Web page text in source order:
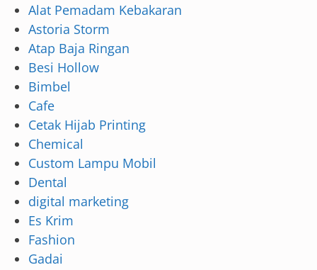
Alat Pemadam Kebakaran
Astoria Storm
Atap Baja Ringan
Besi Hollow
Bimbel
Cafe
Cetak Hijab Printing
Chemical
Custom Lampu Mobil
Dental
digital marketing
Es Krim
Fashion
Gadai